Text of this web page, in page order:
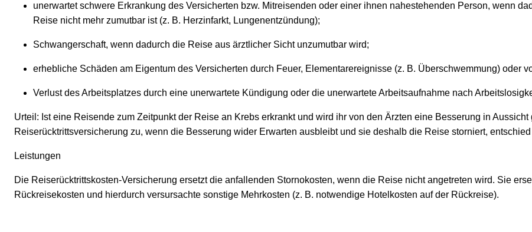
unerwartet schwere Erkrankung des Versicherten bzw. Mitreisenden oder einer ihnen nahestehenden Person, wenn
Reise nicht mehr zumutbar ist (z. B. Herzinfarkt, Lungenentzündung);
Schwangerschaft, wenn dadurch die Reise aus ärztlicher Sicht unzumutbar wird;
erhebliche Schäden am Eigentum des Versicherten durch Feuer, Elementarereignisse (z. B. Überschwemmung) oder
Verlust des Arbeitsplatzes durch eine unerwartete Kündigung oder die unerwartete Arbeitsaufnahme nach
Urteil: Ist eine Reisende zum Zeitpunkt der Reise an Krebs erkrankt und wird ihr von den Ärzten eine Besserung in
Reiserücktrittsversicherung zu, wenn die Besserung wider Erwarten ausbleibt und sie deshalb die Reise storniert,
Leistungen
Die Reiserücktrittskosten-Versicherung ersetzt die anfallenden Stornokosten, wenn die Reise nicht angetreten wird. Sie
Rückreisekosten und hierdurch versursachte sonstige Mehrkosten (z. B. notwendige Hotelkosten auf der Rückreise).